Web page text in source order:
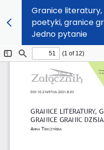
Granice
poetyki, granice
Jedno pytanie